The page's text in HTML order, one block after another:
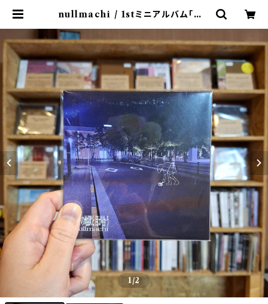
nullmachi / 1stミニアルバム「近く
1/2